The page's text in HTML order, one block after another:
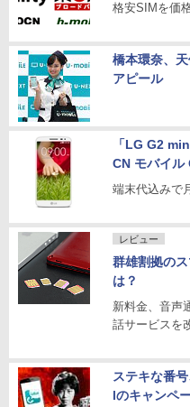
格安SIMを価
橋本環奈、
アピール
「LG G2
CN モバイル
端末代込みで
レビュー
群雄割拠の
は？
新料金、音声
話サービスを
ステキな番
lのキャンペ